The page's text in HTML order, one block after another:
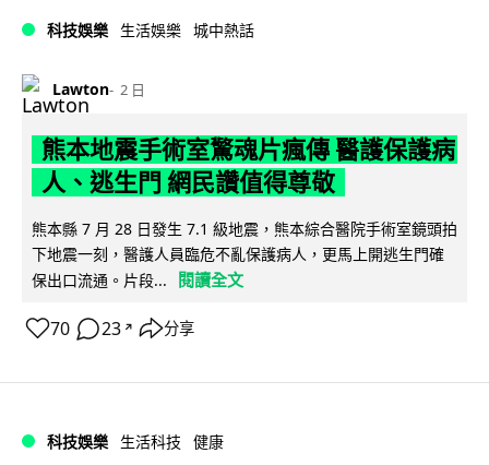
科技娛樂 生活娛樂 城中熱話
Lawton 2 日
熊本地震手術室驚魂片瘋傳 醫護保護病
人、逃生門 網民讚值得尊敬
熊本縣 7 月 28 日發生 7.1 級地震，熊本綜合醫院手術室鏡頭拍
下地震一刻，醫護人員臨危不亂保護病人，更馬上開逃生門確
保出口流通。片段...
閱讀全文
70 23 ↗ 分享
科技娛樂 生活科技 健康